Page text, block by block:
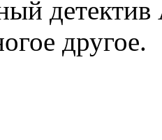
детектив
другое.